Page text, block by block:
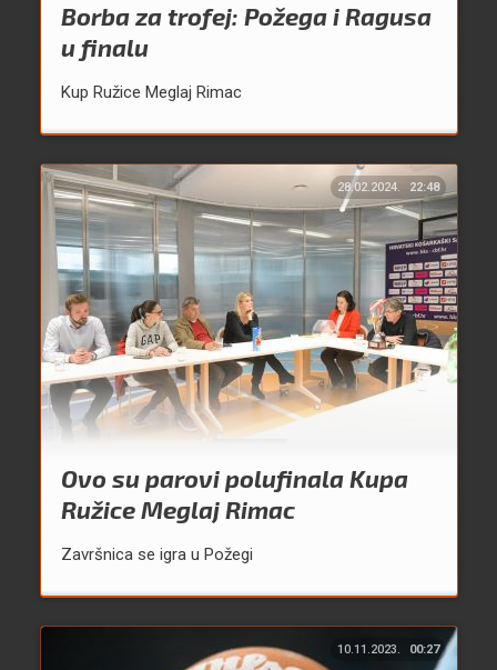
Borba za trofej: Požega i Ragusa
u finalu
Kup Ružice Meglaj Rimac
28.02.2024. 22:48
Ovo su parovi polufinala Kupa
Ružice Meglaj Rimac
Završnica se igra u Požegi
10.11.2023. 00:27